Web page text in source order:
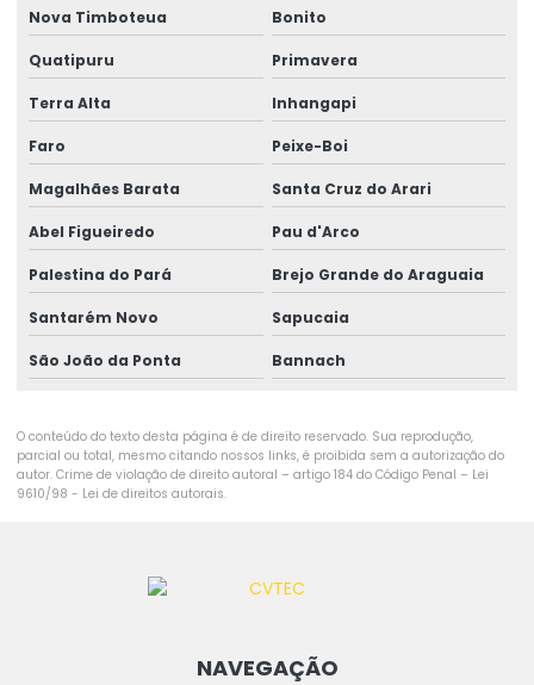
Nova Timboteua Bonito
Quatipuru Primavera
Terra Alta Inhangapi
Faro Peixe-Boi
Magalhães Barata Santa Cruz do Arari
Abel Figueiredo Pau d'Arco
Palestina do Pará Brejo Grande do Araguaia
Santarém Novo Sapucaia
São João da Ponta Bannach
O conteúdo do texto desta página é de direito reservado. Sua reprodução,
parcial ou total, mesmo citando nossos links, é proibida sem a autorização do
autor. Crime de violação de direito autoral – artigo 184 do Código Penal – Lei
9610/98 - Lei de direitos autorais.
NAVEGAÇÃO